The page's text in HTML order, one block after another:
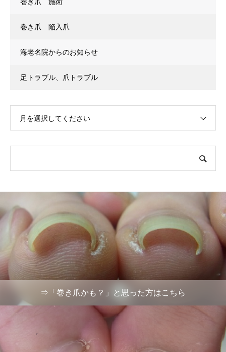
巻き爪 陥入爪
海老名院からのお知らせ
足トラブル、爪トラブル
月を選択してください
⇒「巻き爪かも？」と思った方はこちら